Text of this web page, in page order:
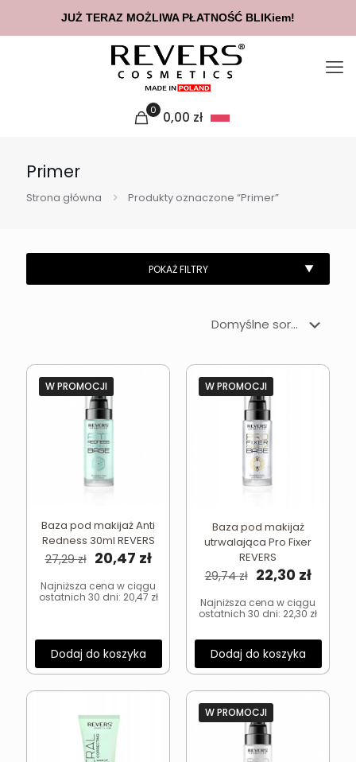
0 0,00 zł
Primer
Strona główna Produkty oznaczone “Primer”
W PROMOCJI
Baza pod makijaż Anti
Redness 30ml REVERS
27,29zł Pierwotna
wynosiła:
27,29 zł.
20,47 złAktualna
wynosi:
20,47 zł.
Najniższa cena w ciągu
ostatnich 30 dni: 20,47 zł
Dodaj do koszyka
W PROMOCJI
Baza pod makijaż
utrwalająca Pro Fixer
REVERS
29,74zł Pierwotna
wynosiła:
29,74 zł.
22,30 zł
22,30
Najniższa cena w ciągu
ostatnich 30 dni: 22,30 zł
Dodaj do koszyka
W PROMOCJI
JUŻ TERAZ MOŻLIWA PŁATNOŚĆ BLIKiem!